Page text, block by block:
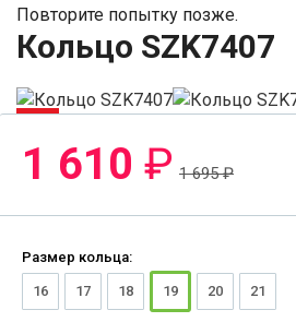
Повторите попытку позже.
Кольцо SZK7407
-6%
1 610 ₽ 1 695₽
Размер кольца:
16 17 18 19 20 21